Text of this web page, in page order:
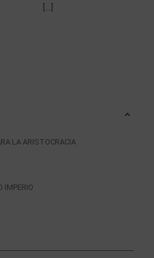
[…]
LA ARISTOCRACIA
IMPERIO